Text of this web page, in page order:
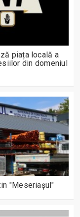
piața locală a
din domeniul
"Meseriașul"